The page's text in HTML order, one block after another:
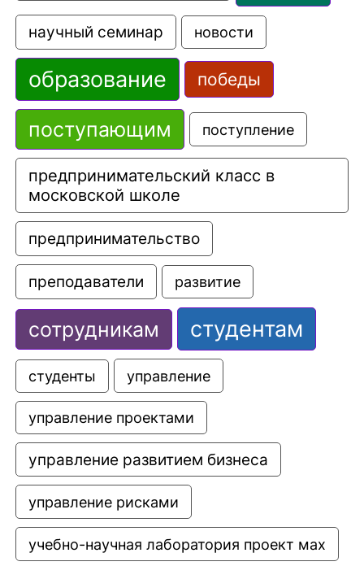
научный семинар новости
образование победы
поступающим поступление
предпринимательский класс в
московской школе
предпринимательство
преподаватели развитие
сотрудникам студентам
студенты управление
управление проектами
управление развитием бизнеса
управление рисками
учебно-научная лаборатория проект мах